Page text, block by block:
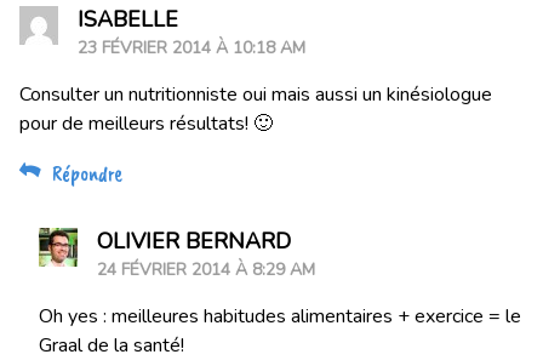
ISABELLE
23 FÉVRIER 2014 À 10:18 AM
Consulter un nutritionniste oui mais aussi un kinésiologue
pour de meilleurs résultats! 🙂
Répondre
OLIVIER BERNARD
24 FÉVRIER 2014 À 8:29 AM
Oh yes : meilleures habitudes alimentaires + exercice = le
Graal de la santé!